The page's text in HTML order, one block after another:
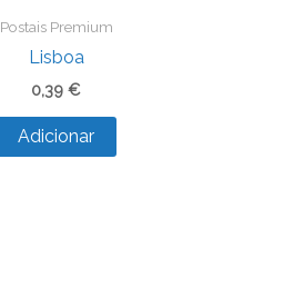
Postais Premium
Lisboa
0,39 €
Adicionar